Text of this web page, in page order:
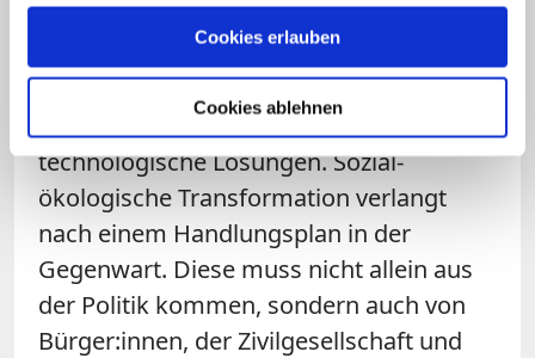
Cookies erlauben
Cookies ablehnen
kein "Bremsen" oder "Zurück in die
Vergangenheit"). Der Begriff steht auch
nicht für kleinteilige umweltpolitische
Maßnahmen oder alleinige Hoffnung auf
technologische Lösungen. Sozial-
ökologische Transformation verlangt
nach einem Handlungsplan in der
Gegenwart. Diese muss nicht allein aus
der Politik kommen, sondern auch von
Bürger:innen, der Zivilgesellschaft und